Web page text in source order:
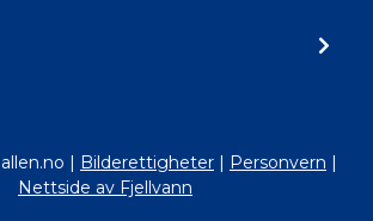
| Bilderettigheter | Personvern |
Nettside av Fjellvann